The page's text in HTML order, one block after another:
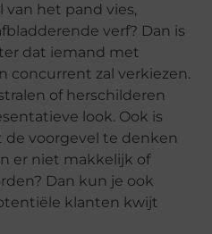
van het pand vies,
verf? Dan is
dat iemand met
concurrent zal verkiezen.
of herschilderen
look. Ook is
de voorgevel te denken
er niet makkelijk of
Dan kun je ook
klanten kwijt